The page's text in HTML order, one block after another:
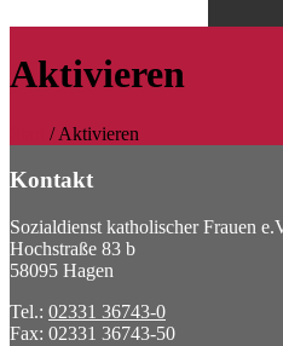
Aktivieren
/Aktivieren
Kontakt
Sozialdienst katholischer Frauen
Hochstraße 83 b
58095 Hagen
Tel.: 02331 36743-0
Fax: 02331 36743-50